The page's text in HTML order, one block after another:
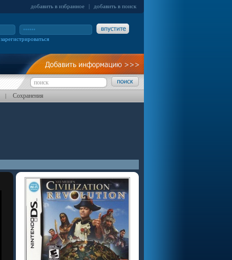
добавить в избранное | добавить в поиск
зарегистрироваться
| Сохранения